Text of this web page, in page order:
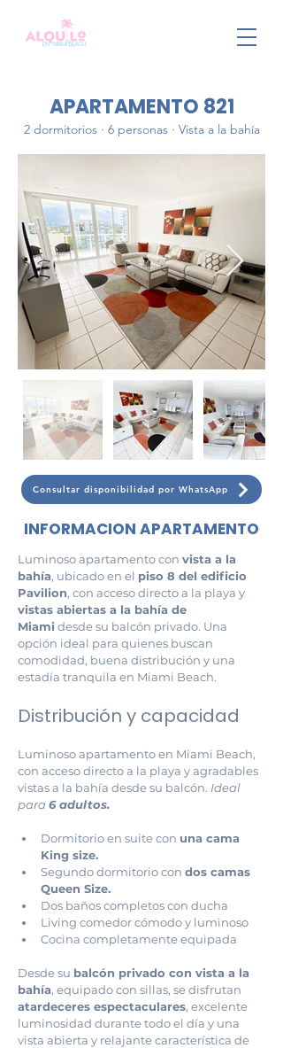
APARTAMENTO 821
2 dormitorios · 6 personas · Vista a la bahía
Consultar disponibilidad por WhatsApp
INFORMACION APARTAMENTO
Luminoso apartamento con vista a la
bahía, ubicado en el piso 8 del edificio
Pavilion, con acceso directo a la playa y
vistas abiertas a la bahía de
Miami desde su balcón privado. Una
opción ideal para quienes buscan
comodidad, buena distribución y una
estadía tranquila en Miami Beach.
Distribución y capacidad
Luminoso apartamento en Miami Beach,
con acceso directo a la playa y agradables
vistas a la bahía desde su balcón. Ideal
para 6 adultos.
Dormitorio en suite con una cama
King size.
Segundo dormitorio con dos camas
Queen Size.
Dos baños completos con ducha
Living comedor cómodo y luminoso
Cocina completamente equipada
Desde su balcón privado con vista a la
bahía, equipado con sillas, se disfrutan
atardeceres espectaculares, excelente
luminosidad durante todo el día y una
vista abierta y relajante característica de